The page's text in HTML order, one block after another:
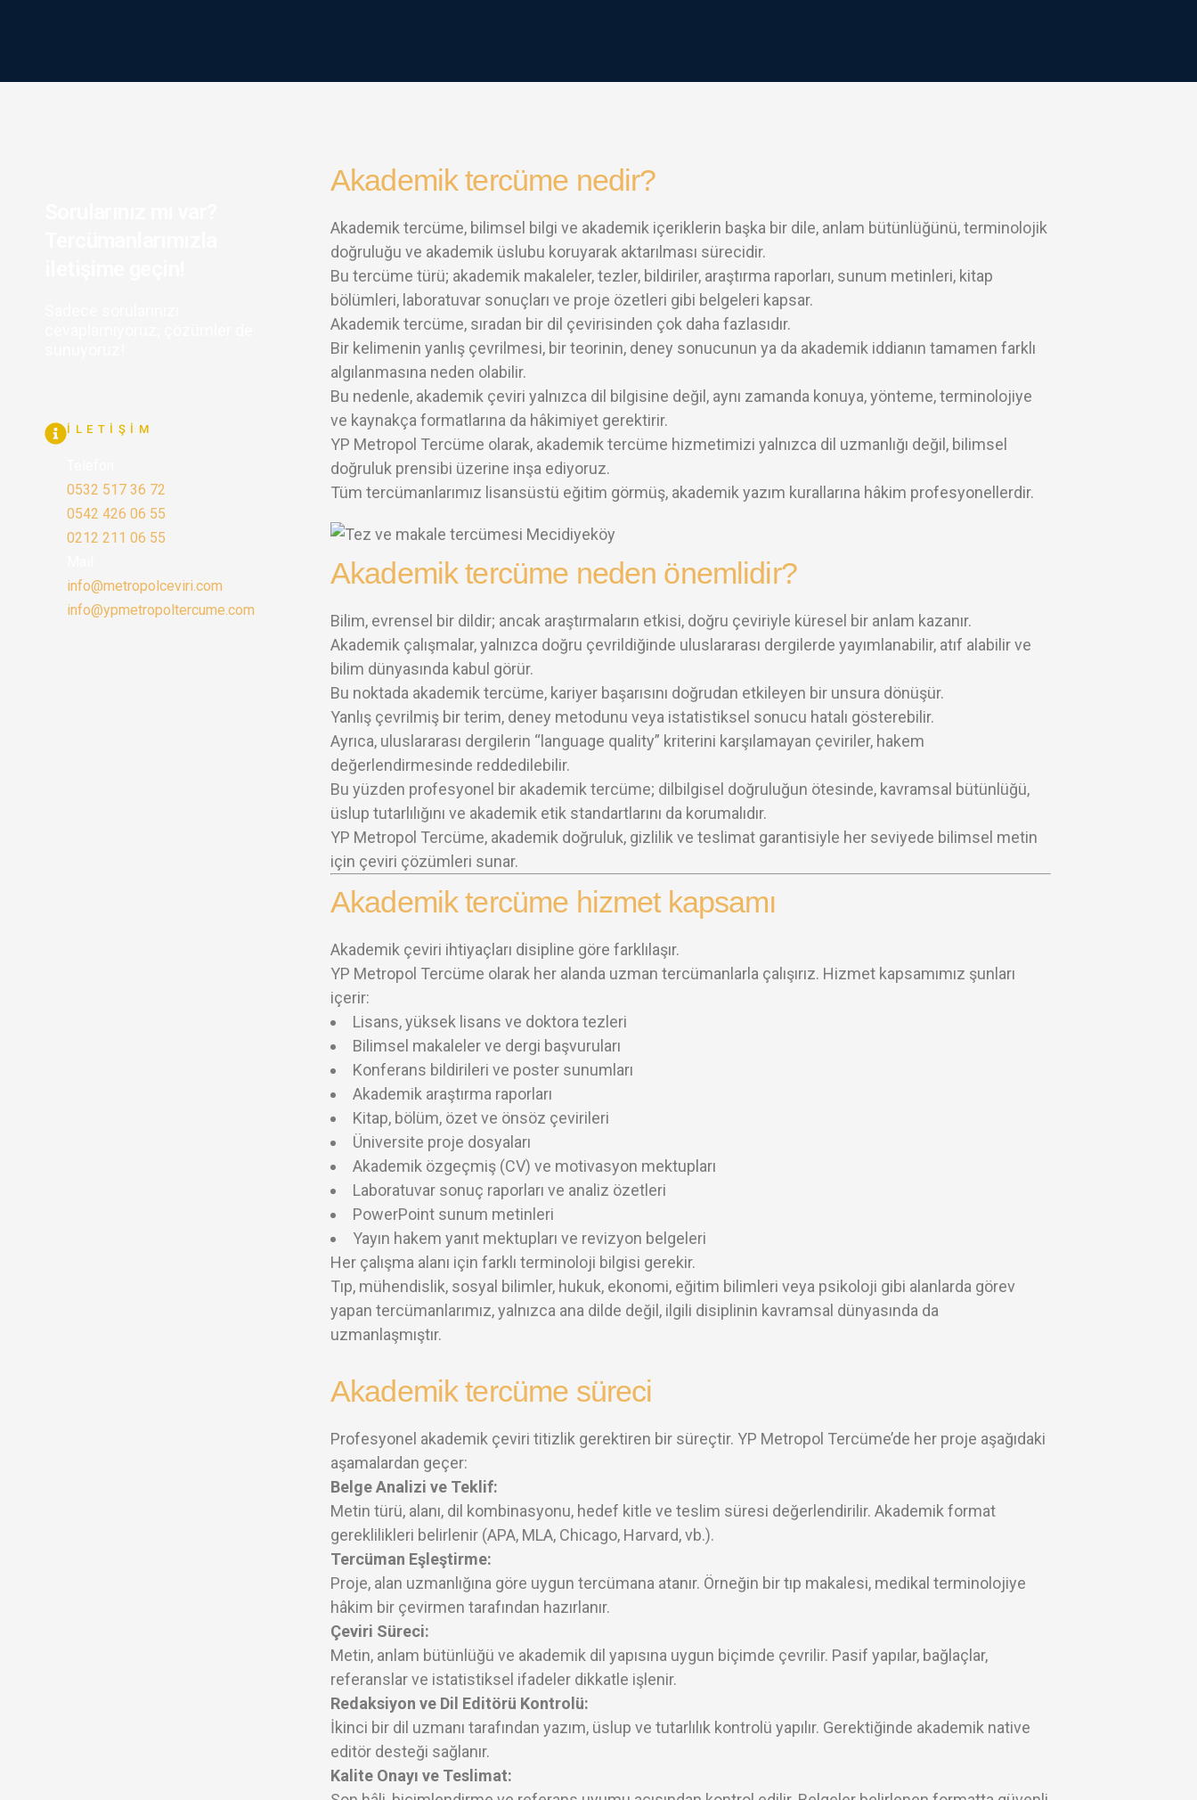
İLETIŞIM
0532 517 36 72
0542 426 06 55
0212 211 06 55
info@metropolceviri.com
info@ypmetropoltercume.com
Akademik tercüme nedir?
Akademik tercüme, bilimsel bilgi ve akademik içeriklerin başka bir dile, anlam bütünlüğünü, terminolojik
doğruluğu ve akademik üslubu koruyarak aktarılması sürecidir.
Bu tercüme türü; akademik makaleler, tezler, bildiriler, araştırma raporları, sunum metinleri, kitap
bölümleri, laboratuvar sonuçları ve proje özetleri gibi belgeleri kapsar.
Akademik tercüme, sıradan bir dil çevirisinden çok daha fazlasıdır.
Bir kelimenin yanlış çevrilmesi, bir teorinin, deney sonucunun ya da akademik iddianın tamamen farklı
algılanmasına neden olabilir.
Bu nedenle, akademik çeviri yalnızca dil bilgisine değil, aynı zamanda konuya, yönteme, terminolojiye
ve kaynakça formatlarına da hâkimiyet gerektirir.
YP Metropol Tercüme olarak, akademik tercüme hizmetimizi yalnızca dil uzmanlığı değil, bilimsel
doğruluk prensibi üzerine inşa ediyoruz.
Tüm tercümanlarımız lisansüstü eğitim görmüş, akademik yazım kurallarına hâkim profesyonellerdir.
Akademik tercüme neden önemlidir?
Bilim, evrensel bir dildir; ancak araştırmaların etkisi, doğru çeviriyle küresel bir anlam kazanır.
Akademik çalışmalar, yalnızca doğru çevrildiğinde uluslararası dergilerde yayımlanabilir, atıf alabilir ve
bilim dünyasında kabul görür.
Bu noktada akademik tercüme, kariyer başarısını doğrudan etkileyen bir unsura dönüşür.
Yanlış çevrilmiş bir terim, deney metodunu veya istatistiksel sonucu hatalı gösterebilir.
Ayrıca, uluslararası dergilerin “language quality” kriterini karşılamayan çeviriler, hakem
değerlendirmesinde reddedilebilir.
Bu yüzden profesyonel bir akademik tercüme; dilbilgisel doğruluğun ötesinde, kavramsal bütünlüğü,
üslup tutarlılığını ve akademik etik standartlarını da korumalıdır.
YP Metropol Tercüme, akademik doğruluk, gizlilik ve teslimat garantisiyle her seviyede bilimsel metin
için çeviri çözümleri sunar.
Akademik tercüme hizmet kapsamı
Akademik çeviri ihtiyaçları disipline göre farklılaşır.
YP Metropol Tercüme olarak her alanda uzman tercümanlarla çalışırız. Hizmet kapsamımız şunları
içerir:
Lisans, yüksek lisans ve doktora tezleri
Bilimsel makaleler ve dergi başvuruları
Konferans bildirileri ve poster sunumları
Akademik araştırma raporları
Kitap, bölüm, özet ve önsöz çevirileri
Üniversite proje dosyaları
Akademik özgeçmiş (CV) ve motivasyon mektupları
Laboratuvar sonuç raporları ve analiz özetleri
PowerPoint sunum metinleri
Yayın hakem yanıt mektupları ve revizyon belgeleri
Her çalışma alanı için farklı terminoloji bilgisi gerekir.
Tıp, mühendislik, sosyal bilimler, hukuk, ekonomi, eğitim bilimleri veya psikoloji gibi alanlarda görev
yapan tercümanlarımız, yalnızca ana dilde değil, ilgili disiplinin kavramsal dünyasında da
uzmanlaşmıştır.
Akademik tercüme süreci
Profesyonel akademik çeviri titizlik gerektiren bir süreçtir. YP Metropol Tercüme’de her proje aşağıdaki
aşamalardan geçer:
Belge Analizi ve Teklif:
Metin türü, alanı, dil kombinasyonu, hedef kitle ve teslim süresi değerlendirilir. Akademik format
gereklilikleri belirlenir (APA, MLA, Chicago, Harvard, vb.).
Tercüman Eşleştirme:
Proje, alan uzmanlığına göre uygun tercümana atanır. Örneğin bir tıp makalesi, medikal terminolojiye
hâkim bir çevirmen tarafından hazırlanır.
Çeviri Süreci:
Metin, anlam bütünlüğü ve akademik dil yapısına uygun biçimde çevrilir. Pasif yapılar, bağlaçlar,
referanslar ve istatistiksel ifadeler dikkatle işlenir.
Redaksiyon ve Dil Editörü Kontrolü:
İkinci bir dil uzmanı tarafından yazım, üslup ve tutarlılık kontrolü yapılır. Gerektiğinde akademik native
editör desteği sağlanır.
Kalite Onayı ve Teslimat: